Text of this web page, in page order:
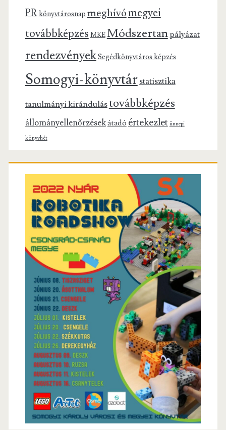
PRkönyvtárosnap meghívómegyei
továbbképzés MKE Módszertanpályázat
rendezvényekSegédkönyvtáros képzés
Somogyi-könyvtárstatisztika
tanulmányi kirándulástovábbképzés
állományellenőrzésekátadóértekezlet ünnepi
könyvhét